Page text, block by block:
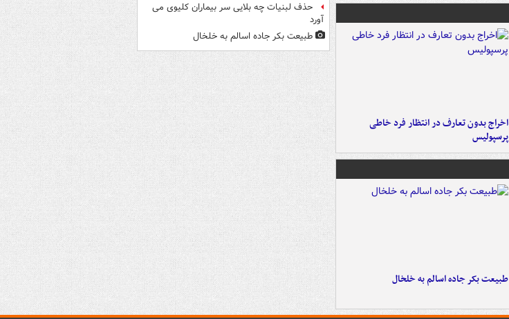
اخراج بدون تعارف در انتظار فرد خاطی
پرسپولیس
طبیعت بکر جاده اسالم به خلخال
حذف لبنیات چه بلایی سر بیماران کلیوی می
آورد
طبیعت بکر جاده اسالم به خلخال